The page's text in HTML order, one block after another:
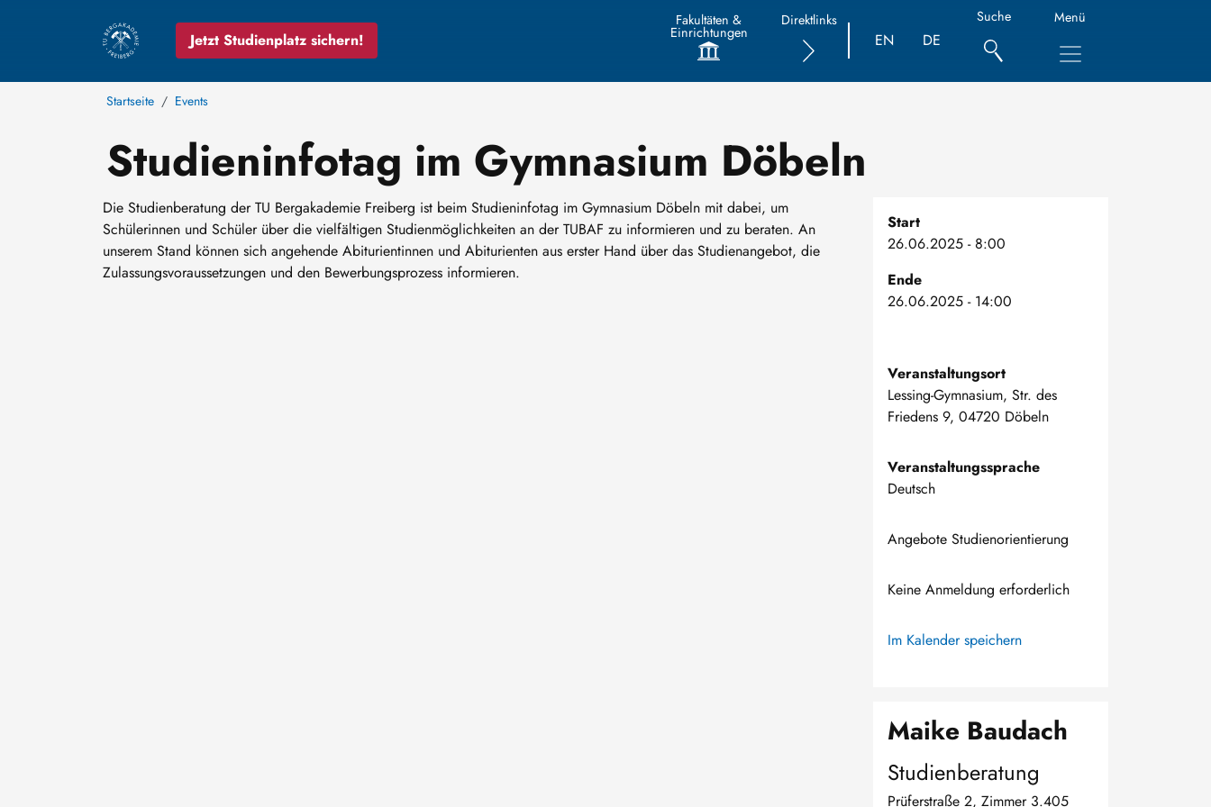
Jetzt Studienplatz sichern!
Fakultäten &
Einrichtungen
Direktlinks
EN DE
Suche Menü
Startseite Events
Studieninfotag im Gymnasium Döbeln
Die Studienberatung der TU Bergakademie Freiberg ist beim Studieninfotag im Gymnasium Döbeln mit dabei, um
Schülerinnen und Schüler über die vielfältigen Studienmöglichkeiten an der TUBAF zu informieren und zu beraten. An
unserem Stand können sich angehende Abiturientinnen und Abiturienten aus erster Hand über das Studienangebot, die
Zulassungsvoraussetzungen und den Bewerbungsprozess informieren.
Start
26.06.2025 - 8:00
Ende
26.06.2025 - 14:00
Veranstaltungsort
Lessing-Gymnasium, Str. des
Friedens 9, 04720 Döbeln
Veranstaltungssprache
Deutsch
Angebote Studienorientierung
Keine Anmeldung erforderlich
Im Kalender speichern
Maike Baudach
Studienberatung
Prüferstraße 2, Zimmer 3.405